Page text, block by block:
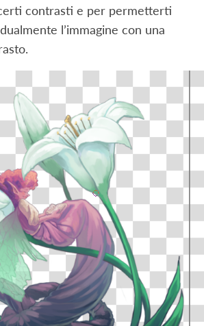
contrasti e per permetterti
l’immagine con una